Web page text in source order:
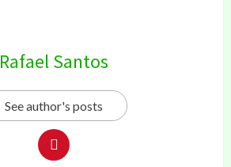
Rafael Santos
See author's posts